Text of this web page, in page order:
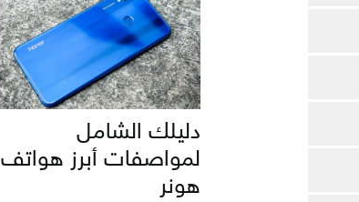
دليلك الشامل
لمواصفات أبرز هواتف
هونر